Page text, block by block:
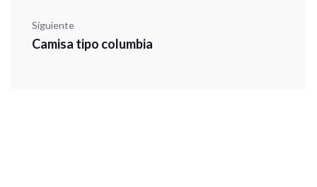
Siguiente
Camisa tipo columbia